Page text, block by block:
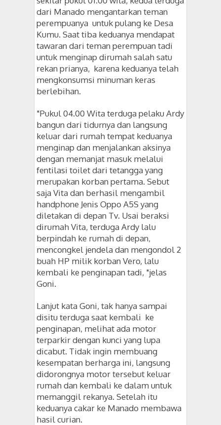
dari Manado mengantarkan teman
perempuanya untuk pulang ke Desa
Kumu. Saat tiba keduanya mendapat
tawaran dari teman perempuan tadi
untuk menginap dirumah salah satu
rekan prianya, karena keduanya telah
mengkonsumsi minuman keras
berlebihan.
"Pukul 04.00 Wita terduga pelaku Ardy
bangun dari tidurnya dan langsung
keluar dari rumah tempat keduanya
menginap dan menjalankan aksinya
dengan memanjat masuk melalui
fentilasi toilet dari tetangga yang
merupakan korban pertama. Sebut
saja Vita dan berhasil mengambil
handphone Jenis Oppo A5S yang
diletakan di depan Tv. Usai beraksi
dirumah Vita, terduga Ardy lalu
berpindah ke rumah di depan,
mencongkel jendela dan mengondol 2
buah HP milik korban Vero, lalu
kembali ke penginapan tadi, "jelas
Goni.
Lanjut kata Goni, tak hanya sampai
disitu terduga saat kembali ke
penginapan, melihat ada motor
terparkir dengan kunci yang lupa
dicabut. Tidak ingin membuang
kesempatan berharga ini, langsung
didorongnya motor tersebut keluar
rumah dan kembali ke dalam untuk
memanggil rekanya. Setelah itu
keduanya cakar ke Manado membawa
hasil curian.